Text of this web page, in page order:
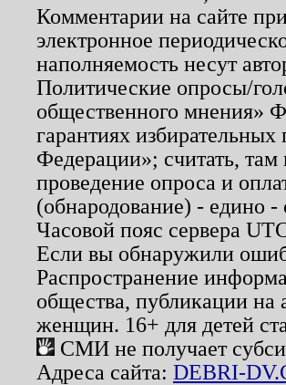
Комментарии на сайте
электронное
наполняемость несут
Политические опросы/
общественного мнения»
гарантиях
Федерации»; считать, там
проведение опроса и
(обнародование) - едино -
Часовой пояс сервера
Если вы обнаружили
Распространение
общества, публикации
женщин. 16+ для детей
СМИ не получает
Адреса сайта: DEBRI-